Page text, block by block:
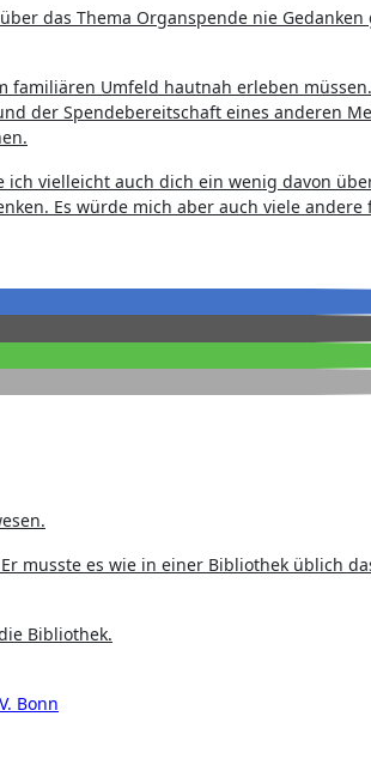
das Thema Organspende nie
Umfeld hautnah erleben
der Spendebereitschaft eines anderen
vielleicht auch dich ein wenig davon
Es würde mich aber auch viele andere
musste es wie in einer Bibliothek üblich
Bibliothek.
Bonn